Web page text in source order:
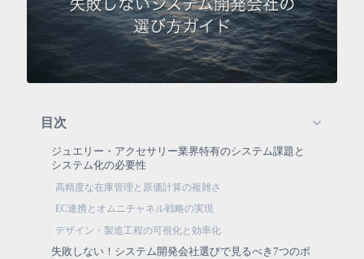
目次
ジュエリー・アクセサリー業界特有のシステム課題と
システム化の必要性
高精度な在庫管理と原価計算の複雑さ
EC連携とオムニチャネル戦略の実現
デザイン・製造工程の可視化と効率化
失敗しない！システム開発会社選びで見るべき7つのポ